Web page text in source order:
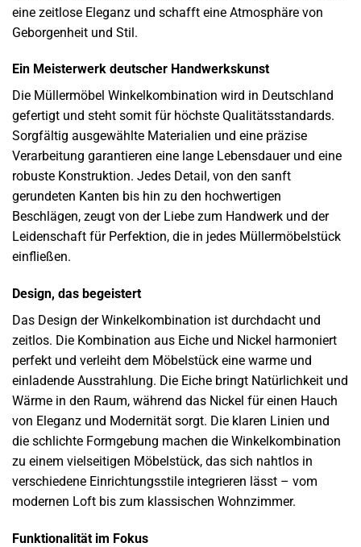
eine zeitlose Eleganz und schafft eine Atmosphäre von
Geborgenheit und Stil.
Ein Meisterwerk deutscher Handwerkskunst
Die Müllermöbel Winkelkombination wird in Deutschland
gefertigt und steht somit für höchste Qualitätsstandards.
Sorgfältig ausgewählte Materialien und eine präzise
Verarbeitung garantieren eine lange Lebensdauer und eine
robuste Konstruktion. Jedes Detail, von den sanft
gerundeten Kanten bis hin zu den hochwertigen
Beschlägen, zeugt von der Liebe zum Handwerk und der
Leidenschaft für Perfektion, die in jedes Müllermöbelstück
einfließen.
Design, das begeistert
Das Design der Winkelkombination ist durchdacht und
zeitlos. Die Kombination aus Eiche und Nickel harmoniert
perfekt und verleiht dem Möbelstück eine warme und
einladende Ausstrahlung. Die Eiche bringt Natürlichkeit und
Wärme in den Raum, während das Nickel für einen Hauch
von Eleganz und Modernität sorgt. Die klaren Linien und
die schlichte Formgebung machen die Winkelkombination
zu einem vielseitigen Möbelstück, das sich nahtlos in
verschiedene Einrichtungsstile integrieren lässt – vom
modernen Loft bis zum klassischen Wohnzimmer.
Funktionalität im Fokus